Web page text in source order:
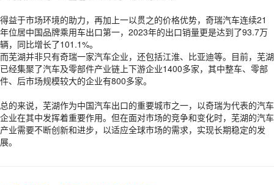
得益于市场环境的助力，再加上一以贯之的价格优势，奇瑞汽车连续21
年位居中国品牌乘用车出口第一，2023年的出口销量更是达到了93.7万
辆，同比增长了101.1%。
而芜湖并非只有奇瑞一家汽车企业，还包括江淮、比亚迪等。目前，芜湖
已经集聚了汽车及零部件产业链上下游企业1400多家，其中整车、零部
件、后市场规模较大的企业有800多家。
总的来说，芜湖作为中国汽车出口的重要城市之一，以奇瑞为代表的汽车
企业在其中发挥着重要作用。但在面对市场的竞争和变化时，芜湖的汽车
产业需要不断创新和进步，以适应全球市场的需求，实现长期稳定的发
展。